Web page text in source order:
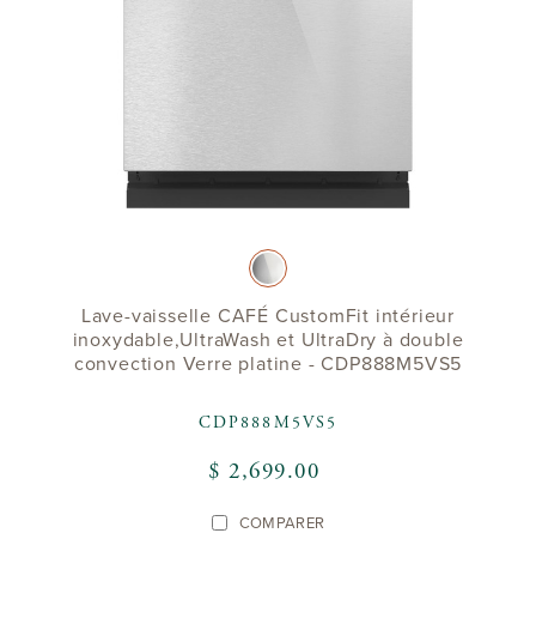
Lave-vaisselle CAFÉ CustomFit intérieur
inoxydable,UltraWash et UltraDry à double
convection Verre platine - CDP888M5VS5
CDP888M5VS5
$ 2,699.00
COMPARER